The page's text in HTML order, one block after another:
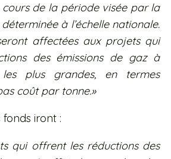
de la période visée par la
à l’échelle nationale.
affectées aux projets qui
des émissions de gaz à
plus grandes, en termes
coût par tonne.»
fonds iront :
qui offrent les réductions des